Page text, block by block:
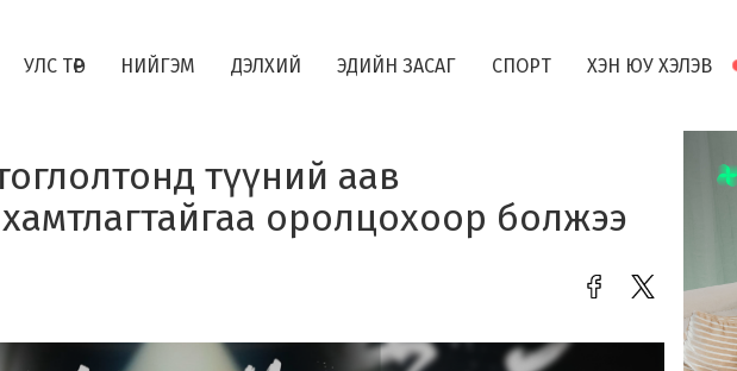
УЛС ТӨР НИЙГЭМ ДЭЛХИЙ ЭДИЙН ЗАСАГ СПОРТ ХЭН ЮУ ХЭЛЭВ
түүний аав
оролцохоор болжээ